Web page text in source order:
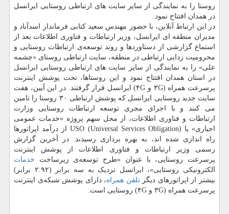
روستا را به نمایندگی از سایر سایت های ارتباطی روستایی ایرانسل
در همدان افتتاح نمود.
در این ارتباط آنلاین، با حضور مهندس سعید کتابی فرماندار اسدآباد و
مدیران منطقه ای ایرانسل، وزیر ارتباطات و فناوری اطلاعات بعد از
استماع گزارشی از دستاوردها و روند توسعه‌ی ارتباطات روستایی و
محرومیت زدایی ارتباطی در منطقه، سایت ارتباطی روستای «چشمه
علی» را به نمایندگی از سایر سایت های ارتباطی روستایی ایرانسل
در استان همدان افتتاح نمود و این روستاها، تحت پوشش اینترنت
پرسرعت همراه (۳G و ۴G) ایرانسل قرار گرفتند. در این آیین، هفت
سایت جدید روستایی ایرانسل که پوشش ارتباطی ۳۰ روستا را تامین
می کنند و با اجرای مجری توسعه ارتباطات روستایی وزارت
ارتباطات و فناوری اطلاعات، از محل سهم پروژه «خدمات عمومی
اجباری» یا USO (Universal Services Obligation) از درآمد اپراتورها
راه اندازی شده اند، به بهره برداری رسیدند. در آخرین گزارش
رسمی وزیر ارتباطات و فناوری اطلاعات از پوشش اینترنت
پرسرعت روستایی، با عنوان «طرح توسعه‌ی زیرساخت خدمات
الکترونیکی روستایی»، ایرانسل نزدیک به سه برابر (۲.۹۲ برابر)
بیشتر از اپراتورهای دیگرتلفن همراه، دارای پوشش شبکه‌ی اینترنت
پرسرعت همراه (۳G و ۴G) روستایی است.